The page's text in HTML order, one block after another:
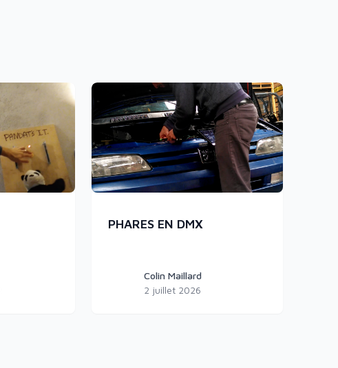
PHARES EN DMX
Colin MaillardColin Maillard
2 juillet 2026